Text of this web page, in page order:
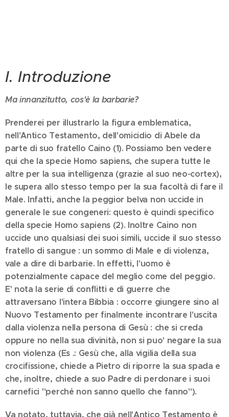
I. Introduzione
Ma innanzitutto, cos'è la barbarie?
Prenderei per illustrarlo la figura emblematica,
nell'Antico Testamento, dell'omicidio di Abele da
parte di suo fratello Caino (1). Possiamo ben vedere
qui che la specie Homo sapiens, che supera tutte le
altre per la sua intelligenza (grazie al suo neo-cortex),
le supera allo stesso tempo per la sua facoltà di fare il
Male. Infatti, anche la peggior belva non uccide in
generale le sue congeneri: questo è quindi specifico
della specie Homo sapiens (2). Inoltre Caino non
uccide uno qualsiasi dei suoi simili, uccide il suo stesso
fratello di sangue : un sommo di Male e di violenza,
vale a dire di barbarie. In effetti, l'uomo è
potenzialmente capace del meglio come del peggio.
E' nota la serie di conflitti e di guerre che
attraversano l'intera Bibbia : occorre giungere sino al
Nuovo Testamento per finalmente incontrare l'uscita
dalla violenza nella persona di Gesù : che si creda
oppure no nella sua divinità, non si puo' negare la sua
non violenza (Es .: Gesù che, alla vigilia della sua
crocifissione, chiede a Pietro di riporre la sua spada e
che, inoltre, chiede a suo Padre di perdonare i suoi
carnefici "perché non sanno quello che fanno").
Va notato, tuttavia, che già nell'Antico Testamento è